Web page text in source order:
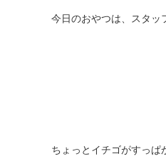
今日のおやつは、スタ
ちょっとイチゴがすっぱ